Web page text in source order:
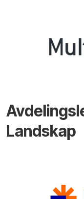
Landskap